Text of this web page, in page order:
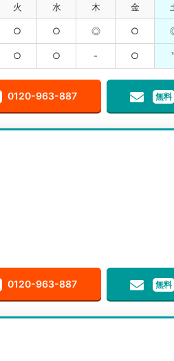
火 水 木 金
○ ○ ◎ ○
○ ○ - ○
0120-963-887 無料
0120-963-887 無料